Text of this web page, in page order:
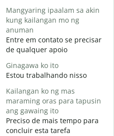
Mangyaring ipaalam sa akin
kung kailangan mo ng
anuman
Entre em contato se precisar
de qualquer apoio
Ginagawa ko ito
Estou trabalhando nisso
Kailangan ko ng mas
maraming oras para tapusin
ang gawaing ito
Preciso de mais tempo para
concluir esta tarefa